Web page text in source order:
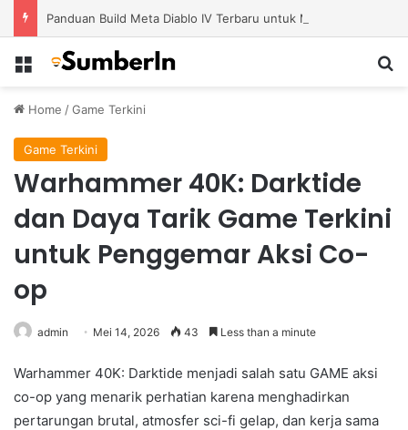
Menu
Home /Game Terkini
Game Terkini
Warhammer 40K: Darktide
dan Daya Tarik Game Terkini
untuk Penggemar Aksi Co-
op
admin Mei 14, 2026 43 Less than a minute
Warhammer 40K: Darktide menjadi salah satu GAME aksi
co-op yang menarik perhatian karena menghadirkan
pertarungan brutal, atmosfer sci-fi gelap, dan kerja sama